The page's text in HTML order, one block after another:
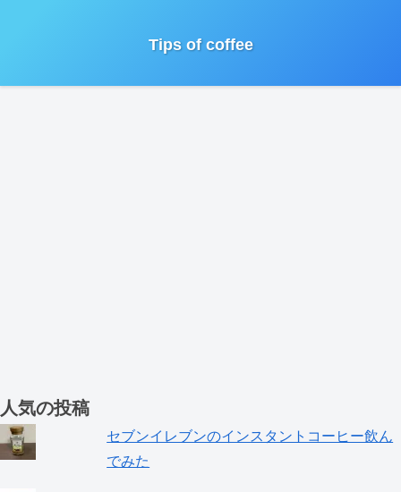
Tips of coffee
人気の投稿
セブンイレブンのインスタントコーヒー飲ん
でみた